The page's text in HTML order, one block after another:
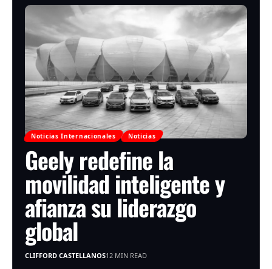
Noticias Internacionales Noticias
Geely redefine la
movilidad inteligente y
afianza su liderazgo
global
CLIFFORD CASTELLANOS12 MIN READ